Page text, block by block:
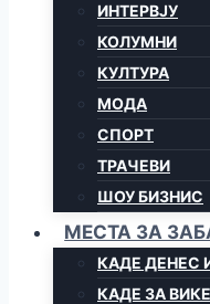
ИНТЕРВЈУ
КОЛУМНИ
КУЛТУРА
МОДА
СПОРТ
ТРАЧЕВИ
ШОУ БИЗНИС
МЕСТА ЗА
КАДЕ ДЕНЕС
КАДЕ ЗА